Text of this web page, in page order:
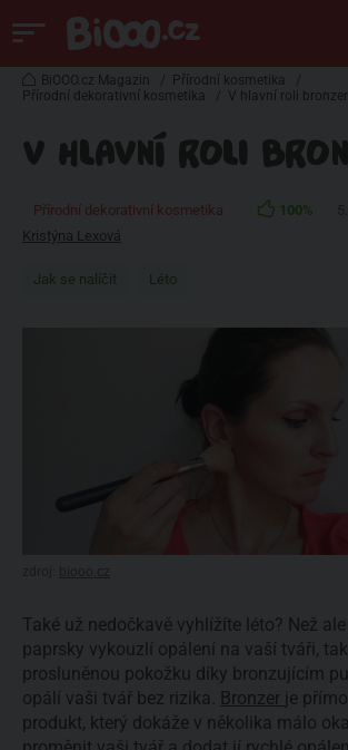
BiOOO.cz Magazin / Přírodní kosmetika
/
Přírodní dekorativní kosmetika
/ V hlavní roli bronzer
V HLAVNÍ ROLI
Přírodní dekorativní kosmetika 100%
Kristýna Lexová
Jak se nalíčit Léto
Také už nedočkavě vyhlížíte léto? Než
paprsky vykouzlí opálení na vaší tváři,
prosluněnou pokožku díky bronzujícím
opálí vaši tvář bez rizika.
Bronzer je
produkt, který dokáže v několika málo